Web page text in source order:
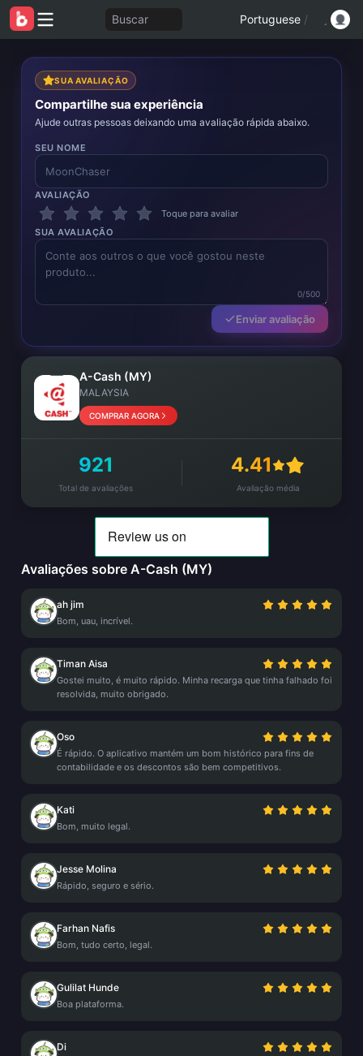
Buscar Portuguese /
SUA AVALIAÇÃO
Compartilhe sua experiência
Ajude outras pessoas deixando uma avaliação rápida abaixo.
SEU NOME
AVALIAÇÃO
Toque para avaliar
SUA AVALIAÇÃO
0/500
Enviar avaliação
A-Cash (MY)
MALAYSIA
COMPRAR AGORA
921
Total de avaliações
4.41
Avaliação média
Avaliações sobre A-Cash (MY)
ah jim
Bom, uau, incrível.
Timan Aisa
Gostei muito, é muito rápido. Minha recarga que tinha falhado foi
resolvida, muito obrigado.
Oso
É rápido. O aplicativo mantém um bom histórico para fins de
contabilidade e os descontos são bem competitivos.
Kati
Bom, muito legal.
Jesse Molina
Rápido, seguro e sério.
Farhan Nafis
Bom, tudo certo, legal.
Gulilat Hunde
Boa plataforma.
Di